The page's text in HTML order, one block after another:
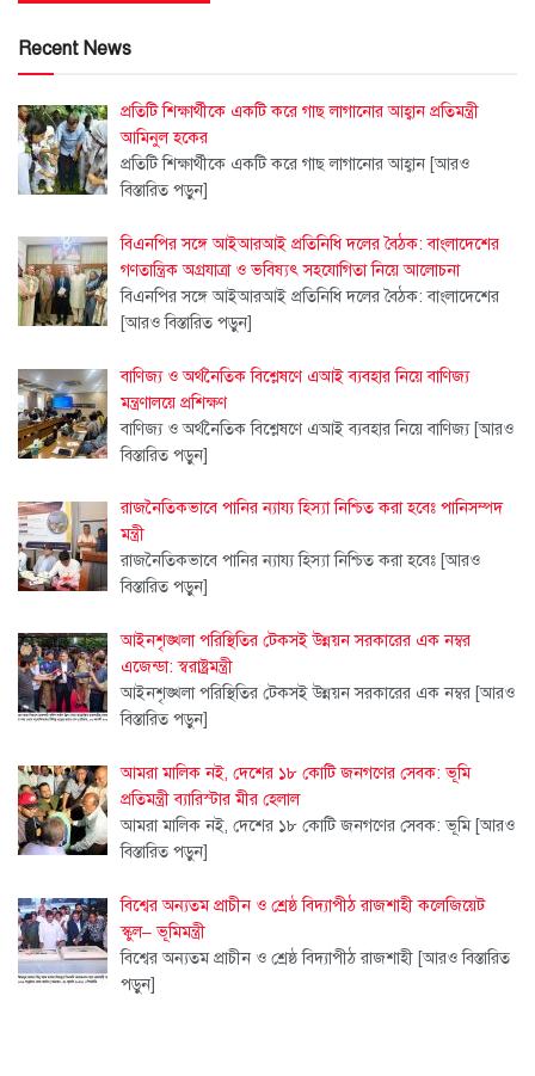
Recent News
প্রতিটি শিক্ষার্থীকে একটি করে গাছ লাগানোর আহ্বান প্রতিমন্ত্রী
আমিনুল হকের
প্রতিটি শিক্ষার্থীকে একটি করে গাছ লাগানোর আহ্বান [আরও
বিস্তারিত পড়ুন]
বিএনপির সঙ্গে আইআরআই প্রতিনিধি দলের বৈঠক: বাংলাদেশের
গণতান্ত্রিক অগ্রযাত্রা ও ভবিষ্যৎ সহযোগিতা নিয়ে আলোচনা
বিএনপির সঙ্গে আইআরআই প্রতিনিধি দলের বৈঠক: বাংলাদেশের
[আরও বিস্তারিত পড়ুন]
বাণিজ্য ও অর্থনৈতিক বিশ্লেষণে এআই ব্যবহার নিয়ে বাণিজ্য
মন্ত্রণালয়ে প্রশিক্ষণ
বাণিজ্য ও অর্থনৈতিক বিশ্লেষণে এআই ব্যবহার নিয়ে বাণিজ্য [আরও
বিস্তারিত পড়ুন]
‎রাজনৈতিকভাবে পানির ন্যায্য হিস্যা নিশ্চিত করা হবেঃ পানিসম্পদ
মন্ত্রী ‎
‎রাজনৈতিকভাবে পানির ন্যায্য হিস্যা নিশ্চিত করা হবেঃ [আরও
বিস্তারিত পড়ুন]
আইনশৃঙ্খলা পরিস্থিতির টেকসই উন্নয়ন সরকারের এক নম্বর
এজেন্ডা: স্বরাষ্ট্রমন্ত্রী
আইনশৃঙ্খলা পরিস্থিতির টেকসই উন্নয়ন সরকারের এক নম্বর [আরও
বিস্তারিত পড়ুন]
আমরা মালিক নই, দেশের ১৮ কোটি জনগণের সেবক: ভূমি
প্রতিমন্ত্রী ব্যারিস্টার মীর হেলাল
আমরা মালিক নই, দেশের ১৮ কোটি জনগণের সেবক: ভূমি [আরও
বিস্তারিত পড়ুন]
বিশ্বের অন্যতম প্রাচীন ও শ্রেষ্ঠ বিদ্যাপীঠ রাজশাহী কলেজিয়েট
স্কুল– ভূমিমন্ত্রী
বিশ্বের অন্যতম প্রাচীন ও শ্রেষ্ঠ বিদ্যাপীঠ রাজশাহী [আরও বিস্তারিত
পড়ুন]